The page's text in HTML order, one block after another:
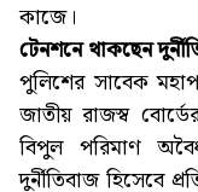
কাজে।
টেনশনে থাকছেন
পুলিশের সাবেক
জাতীয় রাজস্ব
বিপুল পরিমাণ
দুর্নীতিবাজ হিসেবে